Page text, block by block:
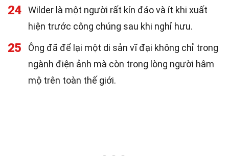
24
Wilder là một người rất kín đáo và ít khi xuất
hiện trước công chúng sau khi nghỉ hưu.
25
Ông đã để lại một di sản vĩ đại không chỉ trong
ngành điện ảnh mà còn trong lòng người hâm
mộ trên toàn thế giới.